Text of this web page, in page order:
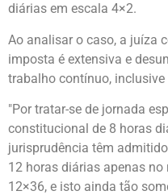
diárias em escala 4×2.
Ao analisar o caso, a juíza
imposta é extensiva e
trabalho contínuo,
"Por tratar-se de jornada
constitucional de 8 horas
jurisprudência têm
12 horas diárias apenas
12×36, e isto ainda tão